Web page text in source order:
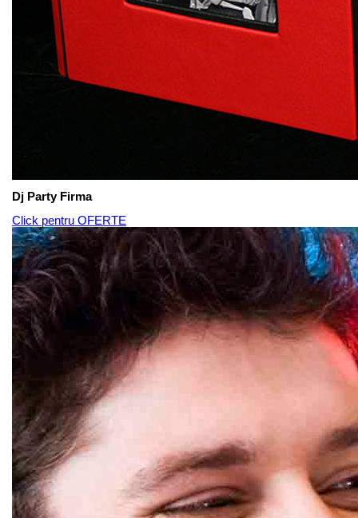
Dj Party Firma
Click pentru OFERTE